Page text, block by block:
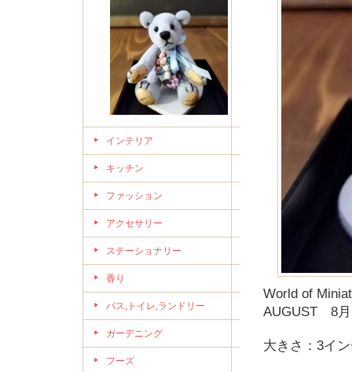
インテリア
キッチン
ファッション
アクセサリー
ステーショナリー
香り
バス,トイレ,ランドリー
ガーデニング
フーズ
World of
AUGUST 8月
大きさ：3イ